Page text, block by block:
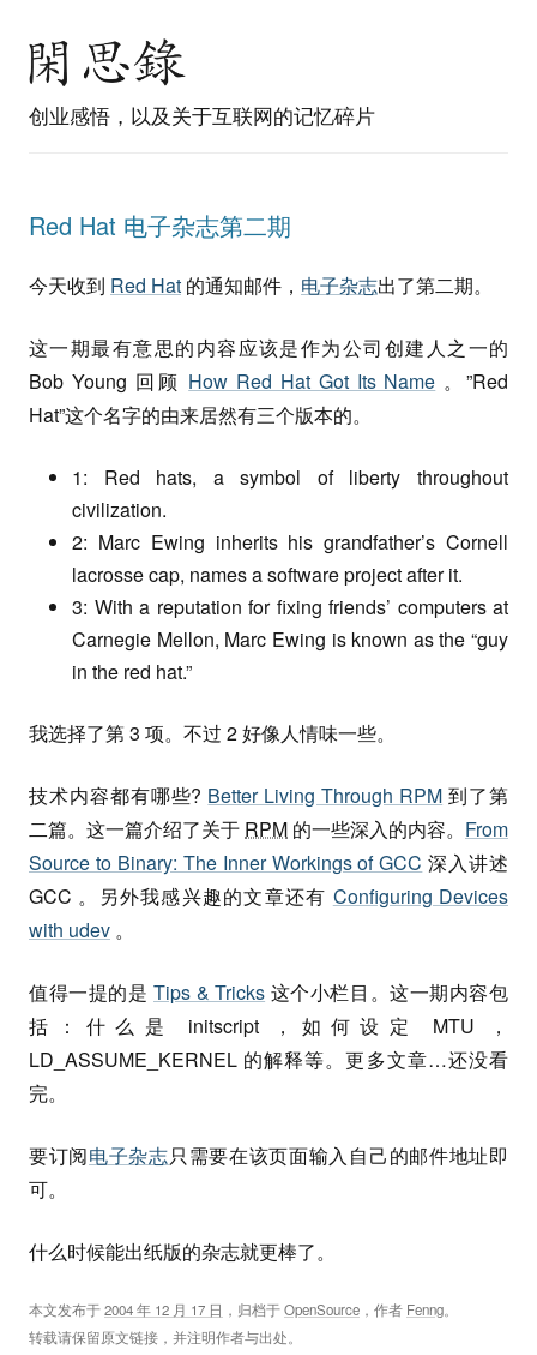
创业感悟，以及关于互联网的记忆碎片
Red Hat 电子杂志第二期
今天收到 Red Hat 的通知邮件， 电子杂志出了第二期。
这一期最有意思的内容应该是作为公司创建人之一的
Bob Young 回顾 How Red Hat Got Its Name 。”Red
Hat”这个名字的由来居然有三个版本的。
1: Red hats, a symbol of liberty throughout
civilization.
2: Marc Ewing inherits his grandfather’s Cornell
lacrosse cap, names a software project after it.
3: With a reputation for fixing friends’ computers at
Carnegie Mellon, Marc Ewing is known as the “guy
in the red hat.”
我选择了第 3 项。不过 2 好像人情味一些。
技术内容都有哪些? Better Living Through RPM 到了第
二篇。这一篇介绍了关于 RPM 的一些深入的内容。 From
Source to Binary: The Inner Workings of GCC 深入讲述
GCC 。另外我感兴趣的文章还有 Configuring Devices
with udev 。
值得一提的是 Tips & Tricks 这个小栏目。这一期内容包
括：什么是 initscript ，如何设定 MTU ，
LD_ASSUME_KERNEL 的解释等。更多文章…还没看
完。
要订阅电子杂志只需要在该页面输入自己的邮件地址即
可。
什么时候能出纸版的杂志就更棒了。
本文发布于2004 年 12 月 17 日 ，归档于OpenSource ，作者 Fenng。
转载请保留原文链接，并注明作者与出处。